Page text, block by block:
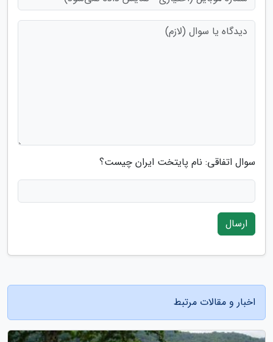
سوال اتفاقی: نام پایتخت ایران چیست؟
ارسال
اخبار و مقالات مرتبط